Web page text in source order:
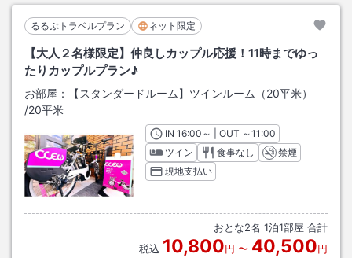
るるぶトラベルプラン ネット限定
【大人２名様限定】仲良しカップル応援！11時までゆっ
たりカップルプラン♪
お部屋：
【スタンダードルーム】ツインルーム（20平米）
/20平米
INチェックイン
16:00 ～ | OUT チェックアウト
～11:00
ツイン
食事なし
禁煙
現地支払い
おとな2名 1泊1部屋 合計
税込 10,800円 〜 40,500円